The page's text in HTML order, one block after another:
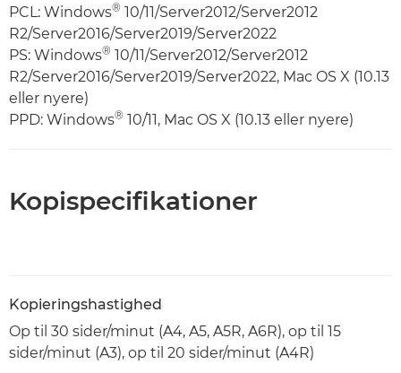
PCL: Windows® 10/11/Server2012/Server2012
R2/Server2016/Server2019/Server2022
PS: Windows® 10/11/Server2012/Server2012
R2/Server2016/Server2019/Server2022, Mac OS X (10.13
eller nyere)
PPD: Windows® 10/11, Mac OS X (10.13 eller nyere)
Kopispecifikationer
Kopieringshastighed
Op til 30 sider/minut (A4, A5, A5R, A6R), op til 15
sider/minut (A3), op til 20 sider/minut (A4R)